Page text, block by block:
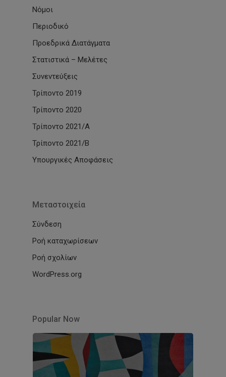
Νόμοι
Περιοδικό
Προεδρικά Διατάγματα
Στατιστικά – Μελέτες
Συνεντεύξεις
Τρίποντο 2019
Τρίποντο 2020
Τρίποντο 2021/Α
Τρίποντο 2021/Β
Υπουργικές Αποφάσεις
Μεταστοιχεία
Σύνδεση
Ροή καταχωρίσεων
Ροή σχολίων
WordPress.org
Popular Now